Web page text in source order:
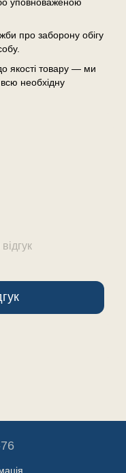
про заборону обігу
якості товару — ми
необхідну